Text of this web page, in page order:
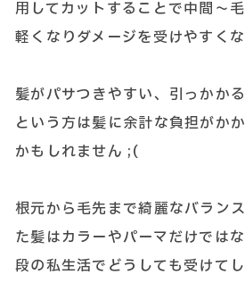
用してカットすることで中間～
軽くなりダメージを受けやすくな
髪がパサつきやすい、引っかか
という方は髪に余計な負担がか
かもしれません ;(
根元から毛先まで綺麗なバラン
た髪はカラーやパーマだけでは
段の私生活でどうしても受けて